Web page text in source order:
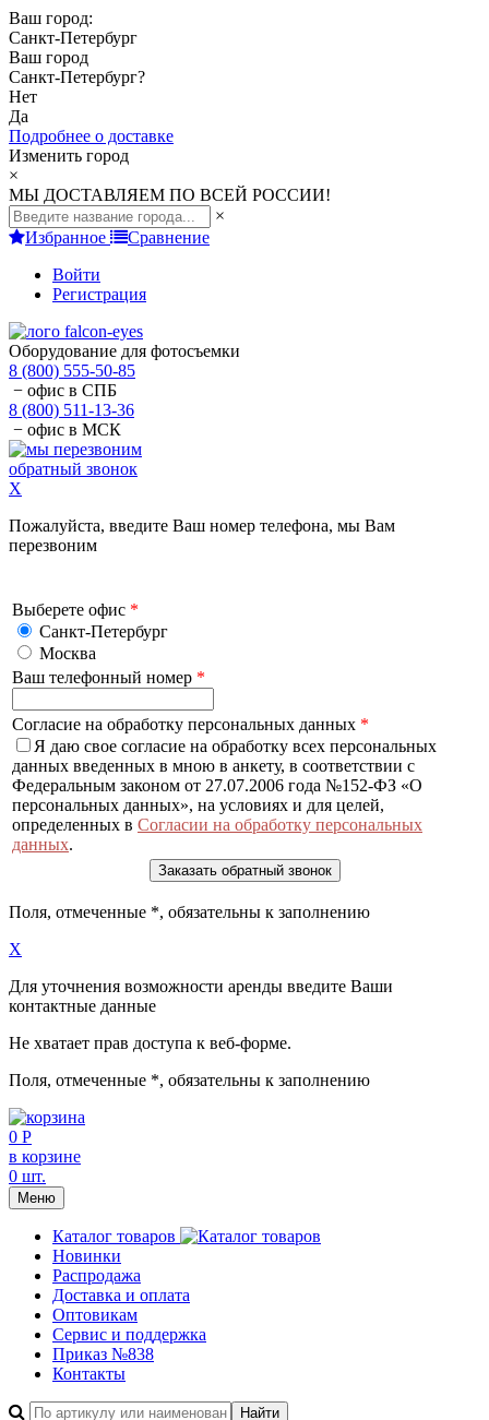
Ваш город:
Санкт-Петербург
Ваш город
Санкт-Петербург?
Нет
Да
Подробнее о доставке
Изменить город
×
МЫ ДОСТАВЛЯЕМ ПО ВСЕЙ РОССИИ!
×
Избранное
Сравнение
Войти
Регистрация
Оборудование для фотосъемки
8 (800) 555-50-85
− офис в СПБ
8 (800) 511-13-36
− офис в МСК
обратный звонок
X
Пожалуйста, введите Ваш номер телефона, мы Вам
перезвоним
Выберете офис *
Санкт-Петербург
Москва
Ваш телефонный номер *
Согласие на обработку персональных данных *
Я даю свое согласие на обработку всех персональных
данных введенных в мною в анкету, в соответствии с
Федеральным законом от 27.07.2006 года №152-ФЗ «О
персональных данных», на условиях и для целей,
определенных в Согласии на обработку персональных
данных.
Поля, отмеченные *, обязательны к заполнению
X
Для уточнения возможности аренды введите Ваши
контактные данные
Не хватает прав доступа к веб-форме.
Поля, отмеченные *, обязательны к заполнению
0 Р
в корзине
0 шт.
Меню
Каталог товаров
Новинки
Распродажа
Доставка и оплата
Оптовикам
Сервис и поддержка
Приказ №838
Контакты